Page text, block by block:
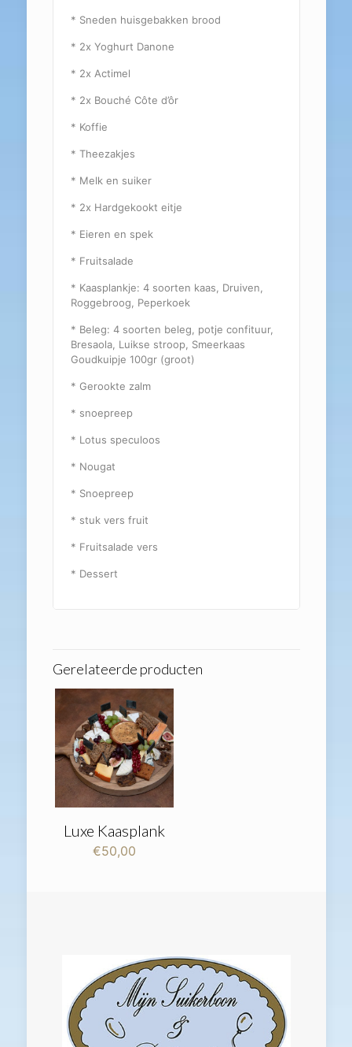
* Sneden huisgebakken brood
* 2x Yoghurt Danone
* 2x Actimel
* 2x Bouché Côte d’ôr
* Koffie
* Theezakjes
* Melk en suiker
* 2x Hardgekookt eitje
* Eieren en spek
* Fruitsalade
* Kaasplankje: 4 soorten kaas, Druiven,
Roggebroog, Peperkoek
* Beleg: 4 soorten beleg, potje confituur,
Bresaola, Luikse stroop, Smeerkaas
Goudkuipje 100gr (groot)
* Gerookte zalm
* snoepreep
* Lotus speculoos
* Nougat
* Snoepreep
* stuk vers fruit
* Fruitsalade vers
* Dessert
Gerelateerde producten
Luxe Kaasplank
€50,00